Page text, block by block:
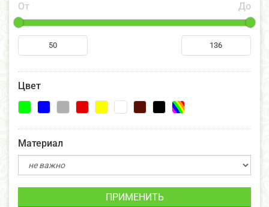
От
До
Цвет
Материал
ПРИМЕНИТЬ